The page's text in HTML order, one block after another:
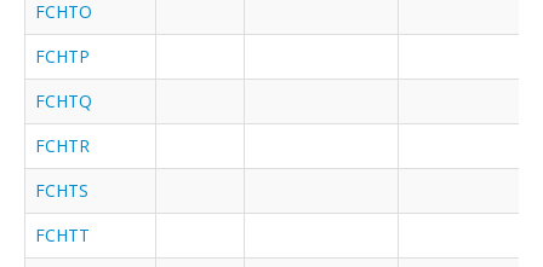
FCHTO
FCHTP
FCHTQ
FCHTR
FCHTS
FCHTT